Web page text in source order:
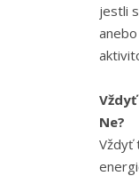
jestli
Ne?
Vždyť